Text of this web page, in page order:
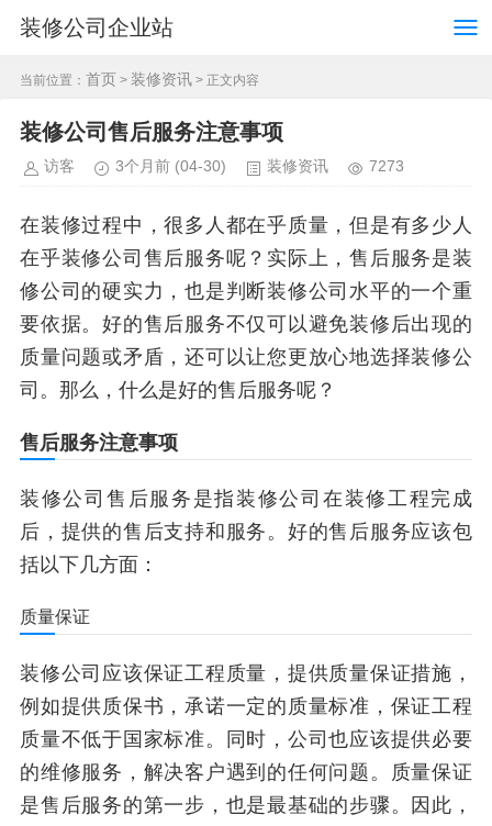
装修公司企业站
当前位置： 首页 > 装修资讯 > 正文内容
装修公司售后服务注意事项
访客 3个月前 (04-30) 装修资讯 7273
在装修过程中，很多人都在乎质量，但是有多少人
在乎装修公司售后服务呢？实际上，售后服务是装
修公司的硬实力，也是判断装修公司水平的一个重
要依据。好的售后服务不仅可以避免装修后出现的
质量问题或矛盾，还可以让您更放心地选择装修公
司。那么，什么是好的售后服务呢？
售后服务注意事项
装修公司售后服务是指装修公司在装修工程完成
后，提供的售后支持和服务。好的售后服务应该包
括以下几方面：
质量保证
装修公司应该保证工程质量，提供质量保证措施，
例如提供质保书，承诺一定的质量标准，保证工程
质量不低于国家标准。同时，公司也应该提供必要
的维修服务，解决客户遇到的任何问题。质量保证
是售后服务的第一步，也是最基础的步骤。因此，